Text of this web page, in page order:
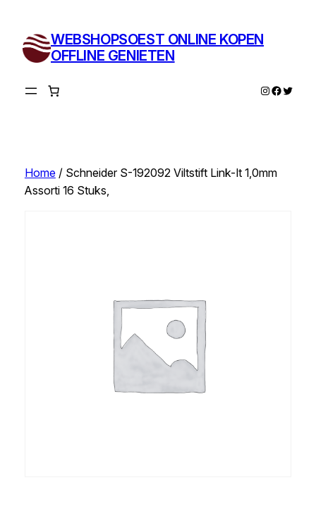
inhoud
WEBSHOPSOEST ONLINE KOPEN
OFFLINE GENIETEN
Instagram
Twitter
Home/ Schneider S-192092 Viltstift Link-It 1,0mm
Assorti 16 Stuks,